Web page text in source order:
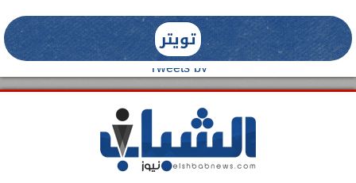
تويتر
Tweets by